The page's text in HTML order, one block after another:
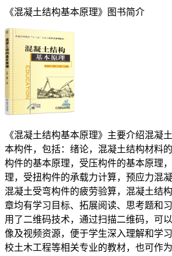
《混凝土结构基本原理》图书简介
《混凝土结构基本原理》主要介绍混凝
本构件，包括：绪论，混凝土结构材料
构件的基本原理，受压构件的基本原理
理，受扭构件的承载力计算，预应力混
混凝土受弯构件的疲劳验算，混凝土结
章均有学习目标、拓展阅读、思考题和
用了二维码技术，通过扫描二维码，可
像及视频资源，便于学生深入理解和学
校土木工程等相关专业的教材，也可作